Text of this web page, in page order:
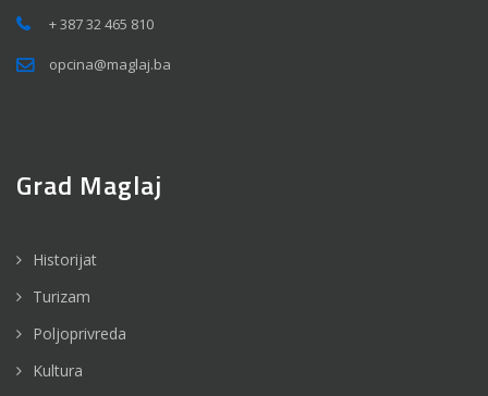
+ 387 32 465 810
opcina@maglaj.ba
Grad Maglaj
Historijat
Turizam
Poljoprivreda
Kultura